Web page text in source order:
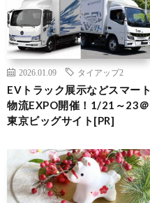
2026.01.09 タイアップ2
EVトラック展示などスマート
物流EXPO開催！1/21～23＠
東京ビッグサイト[PR]